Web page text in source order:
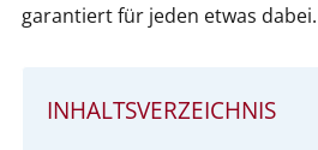
garantiert für jeden etwas dabei.
INHALTSVERZEICHNIS